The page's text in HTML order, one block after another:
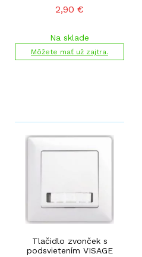
2,90 €
Na sklade
Môžete mať už zajtra.
Tlačidlo zvonček s
podsvietením VISAGE